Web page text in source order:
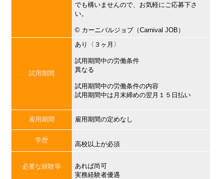
でも構いませんので、お気軽にご応募下さ
い。
©︎ カーニバルジョブ（Carnival JOB）
試用期間
あり〈３ヶ月〉
試用期間中の労働条件
異なる
試用期間中の労働条件の内容
試用期間中は月末締めの翌月１５日払い
雇用期間 雇用期間の定めなし
学歴
高校以上が必須
必要な経験等
あれば尚可
実務経験者優遇